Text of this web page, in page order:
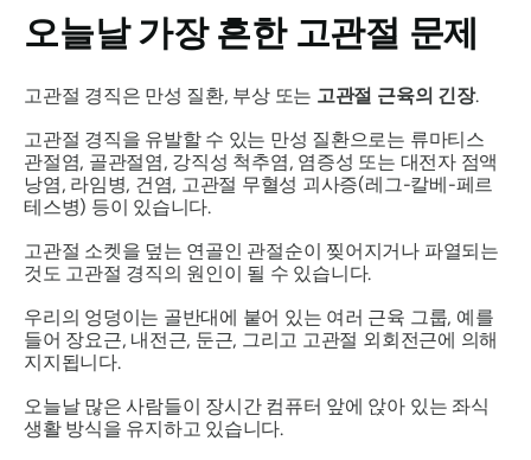
오늘날 가장 흔한 고관절 문제
고관절 경직은 만성 질환, 부상 또는 고관절 근육의 긴장.
고관절 경직을 유발할 수 있는 만성 질환으로는 류마티스
관절염, 골관절염, 강직성 척추염, 염증성 또는 대전자 점액
낭염, 라임병, 건염, 고관절 무혈성 괴사증(레그-칼베-페르
테스병) 등이 있습니다.
고관절 소켓을 덮는 연골인 관절순이 찢어지거나 파열되는
것도 고관절 경직의 원인이 될 수 있습니다.
우리의 엉덩이는 골반대에 붙어 있는 여러 근육 그룹, 예를
들어 장요근, 내전근, 둔근, 그리고 고관절 외회전근에 의해
지지됩니다.
오늘날 많은 사람들이 장시간 컴퓨터 앞에 앉아 있는 좌식
생활 방식을 유지하고 있습니다.